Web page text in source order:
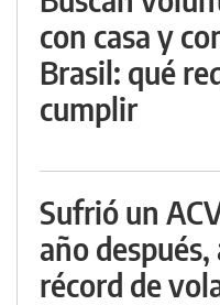
con casa y
Brasil: qué
cumplir
Sufrió un
año
récord de